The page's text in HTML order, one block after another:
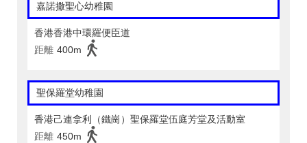
嘉諾撒聖心幼稚園
香港香港中環羅便臣道
距離 400m
聖保羅堂幼稚園
香港己連拿利（鐵崗）聖保羅堂伍庭芳堂及活動室
距離 450m